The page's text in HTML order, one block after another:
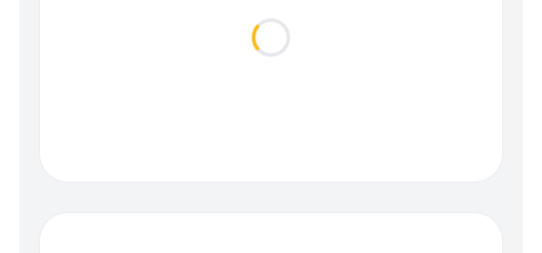
Loading...